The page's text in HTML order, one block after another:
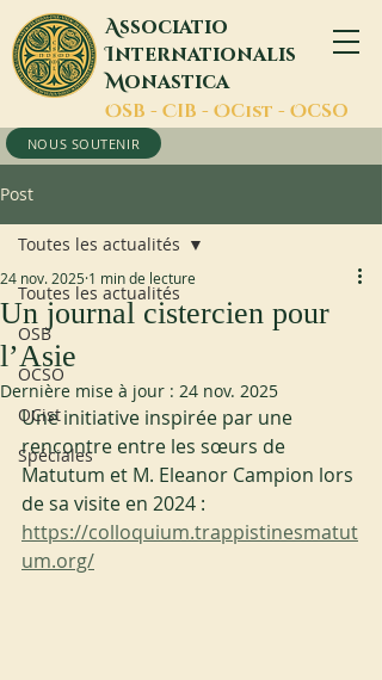
Associatio
Internationalis
Monastica
OSB - CIB - OCist - OCSO
NOUS SOUTENIR
Post
Toutes les actualités
OSB
OCSO
OCist
Spéciales
Toutes les actualités
Un journal cistercien pour
l’Asie
24 nov. 2025 1 min de lecture
Dernière mise à jour : 24 nov. 2025
Une initiative inspirée par une
rencontre entre les sœurs de
Matutum et M. Eleanor Campion lors
de sa visite en 2024 :
https://colloquium.trappistinesmatut
um.org/